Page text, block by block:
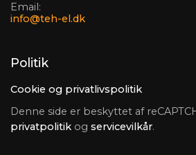
Email:
info@teh-el.dk
Politik
Cookie og privatlivspolitik
Denne side er beskyttet af
privatpolitik og servicevilkår.